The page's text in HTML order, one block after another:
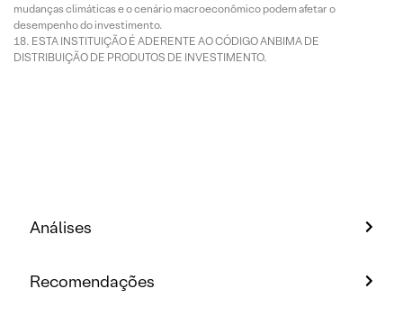
mudanças climáticas e o cenário macroeconômico podem afetar o
desempenho do investimento.
ESTA INSTITUIÇÃO É ADERENTE AO CÓDIGO ANBIMA DE
DISTRIBUIÇÃO DE PRODUTOS DE INVESTIMENTO.
Análises
Recomendações